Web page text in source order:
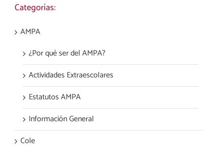
Categorías:
AMPA
¿Por qué ser del AMPA?
Actividades Extraescolares
Estatutos AMPA
Información General
Cole